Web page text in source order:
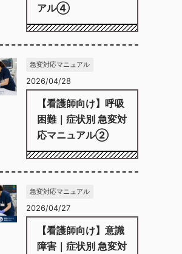
アル④
急変対応マニュアル
2026/04/28
【看護師向け】呼吸
困難｜症状別 急変対
応マニュアル②
急変対応マニュアル
2026/04/27
【看護師向け】意識
障害｜症状別 急変対